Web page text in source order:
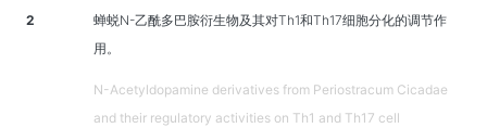
2
蝉蜕N-乙酰多巴胺衍生物及其对Th1和Th17细胞分化的调节作
用。
N-Acetyldopamine derivatives from Periostracum Cicadae
and their regulatory activities on Th1 and Th17 cell